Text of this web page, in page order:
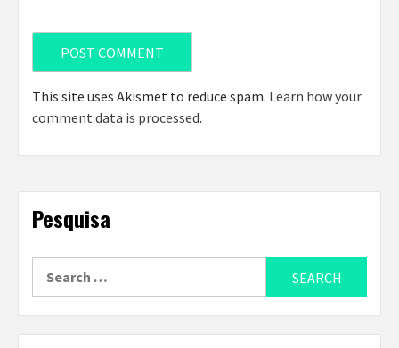
This site uses Akismet to reduce spam. Learn how your
comment data is processed.
Pesquisa